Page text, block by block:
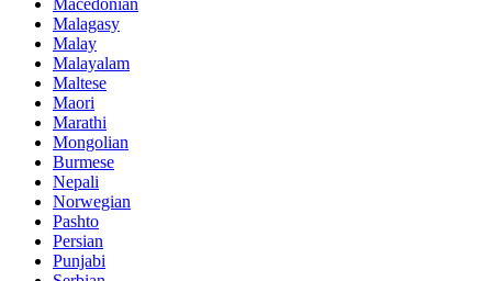
Macedonian
Malagasy
Malay
Malayalam
Maltese
Maori
Marathi
Mongolian
Burmese
Nepali
Norwegian
Pashto
Persian
Punjabi